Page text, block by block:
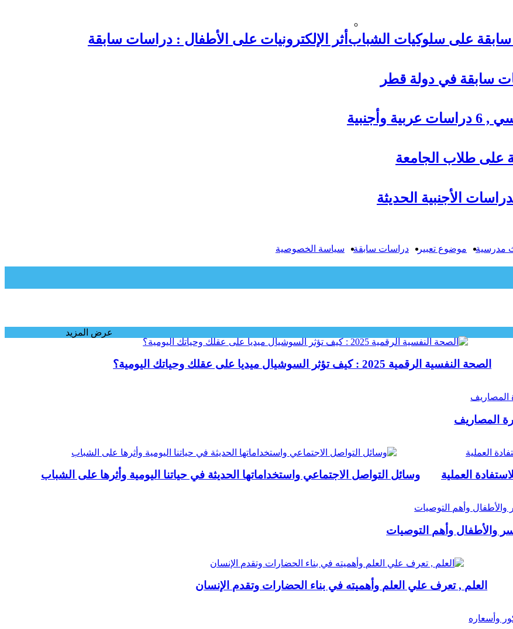
أثر الإلكترونيات على الأطفال : دراسات سابقة
سابقة في دولة قطر
على طلاب الجامعة
الأجنبية الحديثة
مدرسية موضوع تعبير دراسات سابقة سياسة الخصوصية
الصحة النفسية الرقمية 2025 : كيف تؤثر السوشيال ميديا على عقلك وحياتك اليومية؟
وسائل التواصل الاجتماعي واستخداماتها الحديثة في حياتنا اليومية وأثرها على الشباب
والأطفال وأهم التوصيات
العلم , تعرف علي العلم وأهميته في بناء الحضارات وتقدم الإنسان
عرض المزيد